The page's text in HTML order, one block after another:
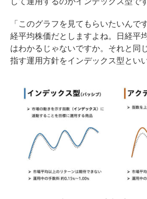
「このグラフを見てもらいたいんで
経平均株価だとしますよね。日経平
はわかるじゃないですか。それと同
指す運用方針をインデックス型とい